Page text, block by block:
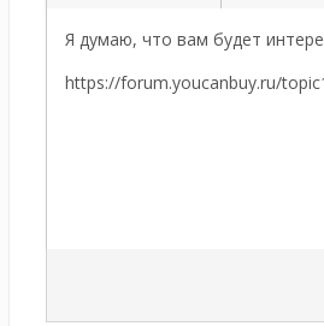
Я думаю, что вам будет
https://forum.youcanbuy.ru/